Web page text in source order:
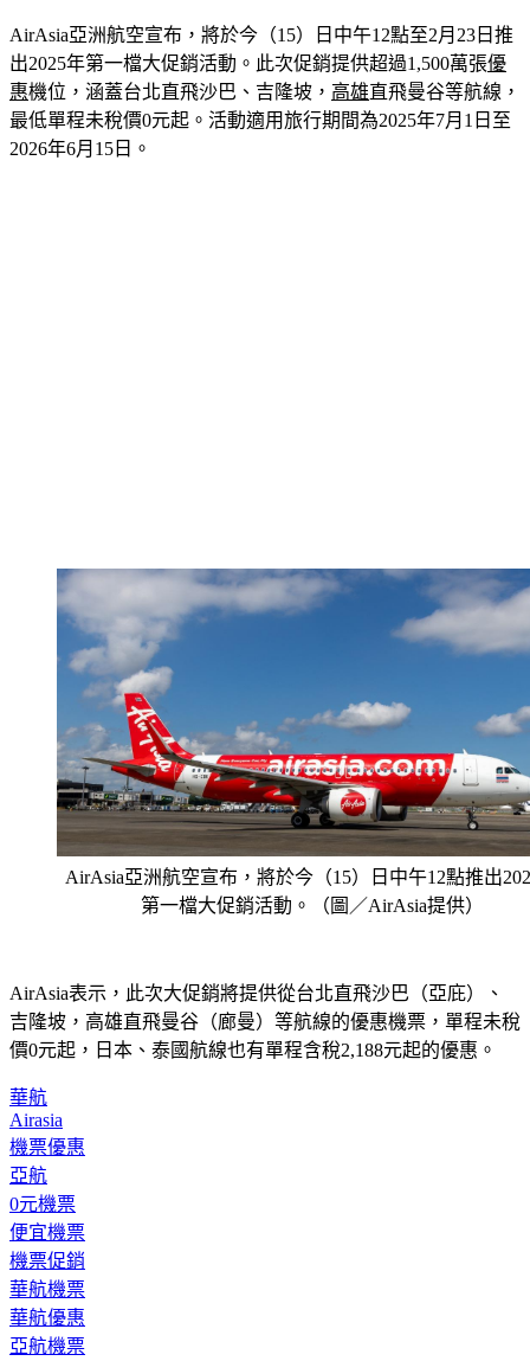
AirAsia亞洲航空宣布，將於今（15）日中午12點至2月23日推
出2025年第一檔大促銷活動。此次促銷提供超過1,500萬張優
惠機位，涵蓋台北直飛沙巴、吉隆坡，高雄直飛曼谷等航線，
最低單程未稅價0元起。活動適用旅行期間為2025年7月1日至
AirAsia亞洲航空宣布，將於今（15）日中午12點推出
AirAsia表示，此次大促銷將提供從台北直飛沙巴（亞庇）、
吉隆坡，高雄直飛曼谷（廊曼）等航線的優惠機票，單程未稅
華航
Airasia
機票優惠
亞航
0元機票
便宜機票
機票促銷
華航機票
華航優惠